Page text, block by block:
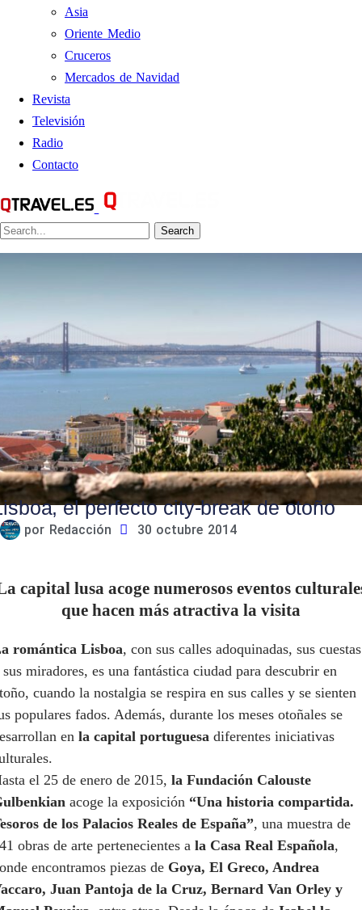
Asia
Oriente Medio
Cruceros
Mercados de Navidad
Revista
Televisión
Radio
Contacto
Search
el perfecto city-break de otoño
por Redacción 30 octubre 2014
capital lusa acoge numerosos eventos
que hacen más atractiva la visita
romántica Lisboa, con sus calles adoquinadas, sus cuestas
miradores, es una fantástica ciudad para descubrir en
cuando la nostalgia se respira en sus calles y se sienten
populares fados. Además, durante los meses otoñales se
en la capital portuguesa diferentes iniciativas
el 25 de enero de 2015, la Fundación Calouste
acoge la exposición “Una historia compartida.
de los Palacios Reales de España”, una muestra de
obras de arte pertenecientes a la Casa Real Española,
encontramos piezas de Goya, El Greco, Andrea
Juan Pantoja de la Cruz, Bernard Van Orley y